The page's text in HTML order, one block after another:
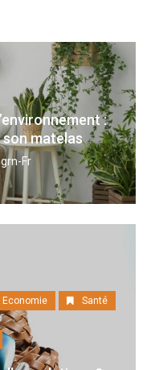
:
matelas
Fr
Economie Santé